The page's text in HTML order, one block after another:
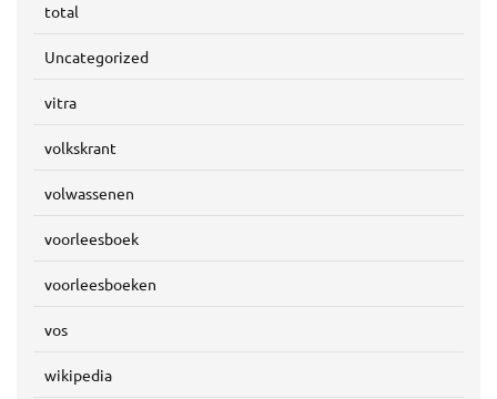
total
Uncategorized
vitra
volkskrant
volwassenen
voorleesboek
voorleesboeken
vos
wikipedia